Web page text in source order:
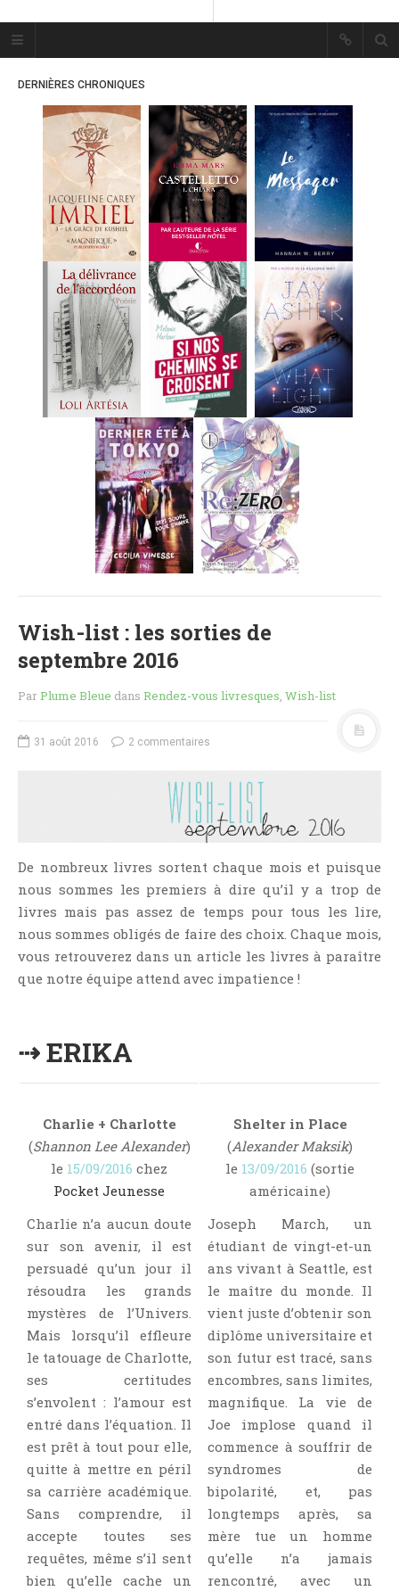
Plume Bleue
« Les mots sont les passants
« Les mots sont les passants
mystérieux de l’âme. »
ACCUEIL
LES PLUMES
MES FUTURES
LECTURES
MES CRITIQUES
MES ARTICLES
MARION
MES FUTURES
LECTURES
MES CRITIQUES
MES ARTICLES
MES FUTURES
LECTURES
MES CRITIQUES
STEVEN
MES FUTURES
MES CRITIQUES
SWAPS & CHALLENGES
LES TAGS
QUI SOMMES-NOUS ?
CONCOURS
Articles De Marion
Articles De Nadège
Articles De Steven
Bande Dessinée
Bibliothèque De A À Z
Biographie Et Autobiographie
Biographie Fictionnelle
Bit-Lit
Classique
Comédie
Concours
Coup De Coeur
DERNIÈRES CHRONIQUES
Wish-list : les sorties de
septembre 2016
ParPlume Bleue dans Rendez-vous livresques, Wish-list
31 août 2016 2 commentaires
De nombreux livres sortent chaque mois et puisque
nous sommes les premiers à dire qu’il y a trop de
livres mais pas assez de temps pour tous les lire,
nous sommes obligés de faire des choix. Chaque mois,
vous retrouverez dans un article les livres à paraître
que notre équipe attend avec impatience !
⇢ ERIKA
Charlie + Charlotte
(Shannon Lee Alexander)
le 15/09/2016 chez
Pocket Jeunesse
Charlie n’a aucun doute
sur son avenir, il est
persuadé qu’un jour il
résoudra les grands
mystères de l’Univers.
Mais lorsqu’il effleure
le tatouage de Charlotte,
ses certitudes
s’envolent : l’amour est
entré dans l’équation. Il
est prêt à tout pour elle,
quitte à mettre en péril
sa carrière académique.
Sans comprendre, il
accepte toutes ses
requêtes, même s’il sent
bien qu’elle cache un
Shelter in Place
(Alexander Maksik)
le 13/09/2016 (sortie
américaine)
Joseph March, un
étudiant de vingt-et-un
ans vivant à Seattle, est
le maître du monde. Il
vient juste d’obtenir son
diplôme universitaire et
son futur est tracé, sans
encombres, sans limites,
magnifique. La vie de
Joe implose quand il
commence à souffrir de
syndromes de
bipolarité, et, pas
longtemps après, sa
mère tue un homme
qu’elle n’a jamais
rencontré, avec un